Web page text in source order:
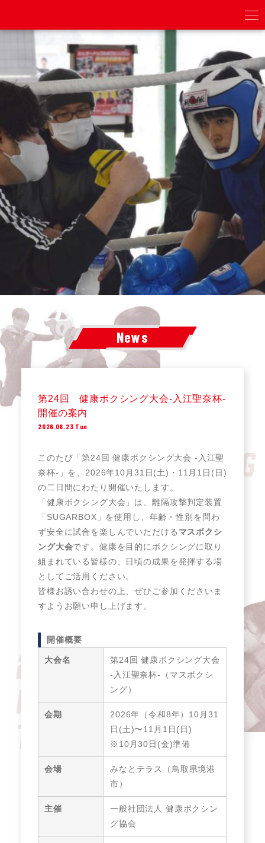
News
第24回 健康ボクシング大会-入江聖奈杯-
開催の案内
2026.06.23 Tue
このたび「第24回 健康ボクシング大会 -入江聖
奈杯-」を、2026年10月31日(土)・11月1日(日)
の二日間にわたり開催いたします。
「健康ボクシング大会」は、離隔攻撃判定装置
「SUGARBOX」を使用し、年齢・性別を問わ
ず安全に試合を楽しんでいただける マスボクシ
ング大会です。健康を目的にボクシングに取り
組まれている皆様の、日頃の成果を発揮する場
としてご活用ください。
皆様お誘い合わせの上、ぜひご参加くださいま
すようお願い申し上げます。
開催概要
大会名
第24回 健康ボクシング大会
-入江聖奈杯-（マスボクシ
ング）
会期
2026年（令和8年）10月31
日(土)〜11月1日(日)
※10月30日(金)準備
会場
みなとテラス（鳥取県境港
市）
主催
一般社団法人 健康ボクシン
グ協会